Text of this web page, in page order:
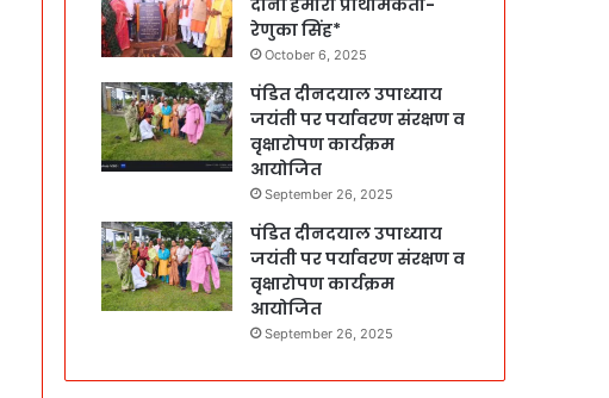
दोनों हमारी प्राथमिकता-
रेणुका सिंह*
October 6, 2025
पंडित दीनदयाल उपाध्याय
जयंती पर पर्यावरण संरक्षण व
वृक्षारोपण कार्यक्रम
आयोजित
September 26, 2025
पंडित दीनदयाल उपाध्याय
जयंती पर पर्यावरण संरक्षण व
वृक्षारोपण कार्यक्रम
आयोजित
September 26, 2025